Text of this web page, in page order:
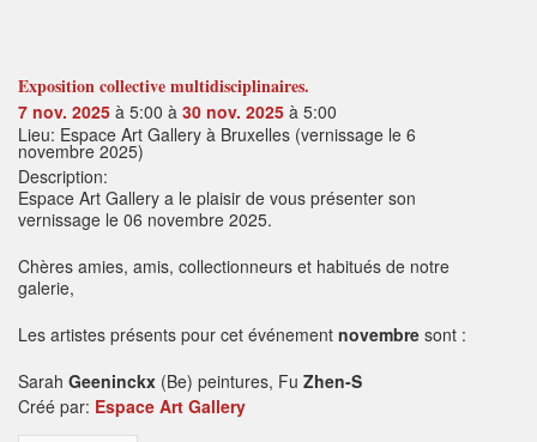
Exposition collective multidisciplinaires.
7 nov. 2025 à 5:00 à 30 nov. 2025 à 5:00
Lieu: Espace Art Gallery à Bruxelles (vernissage le 6
novembre 2025)
Description:
Espace Art Gallery a le plaisir de vous présenter son
vernissage le 06 novembre 2025.
Chères amies, amis, collectionneurs et habitués de notre
galerie,
Les artistes présents pour cet événement novembre sont :
Sarah Geeninckx (Be) peintures, Fu Zhen-S
Créé par: Espace Art Gallery